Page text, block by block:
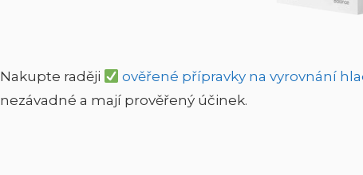
Nakupte raději ověřené přípravky na vyrovnání
nezávadné a mají prověřený účinek.